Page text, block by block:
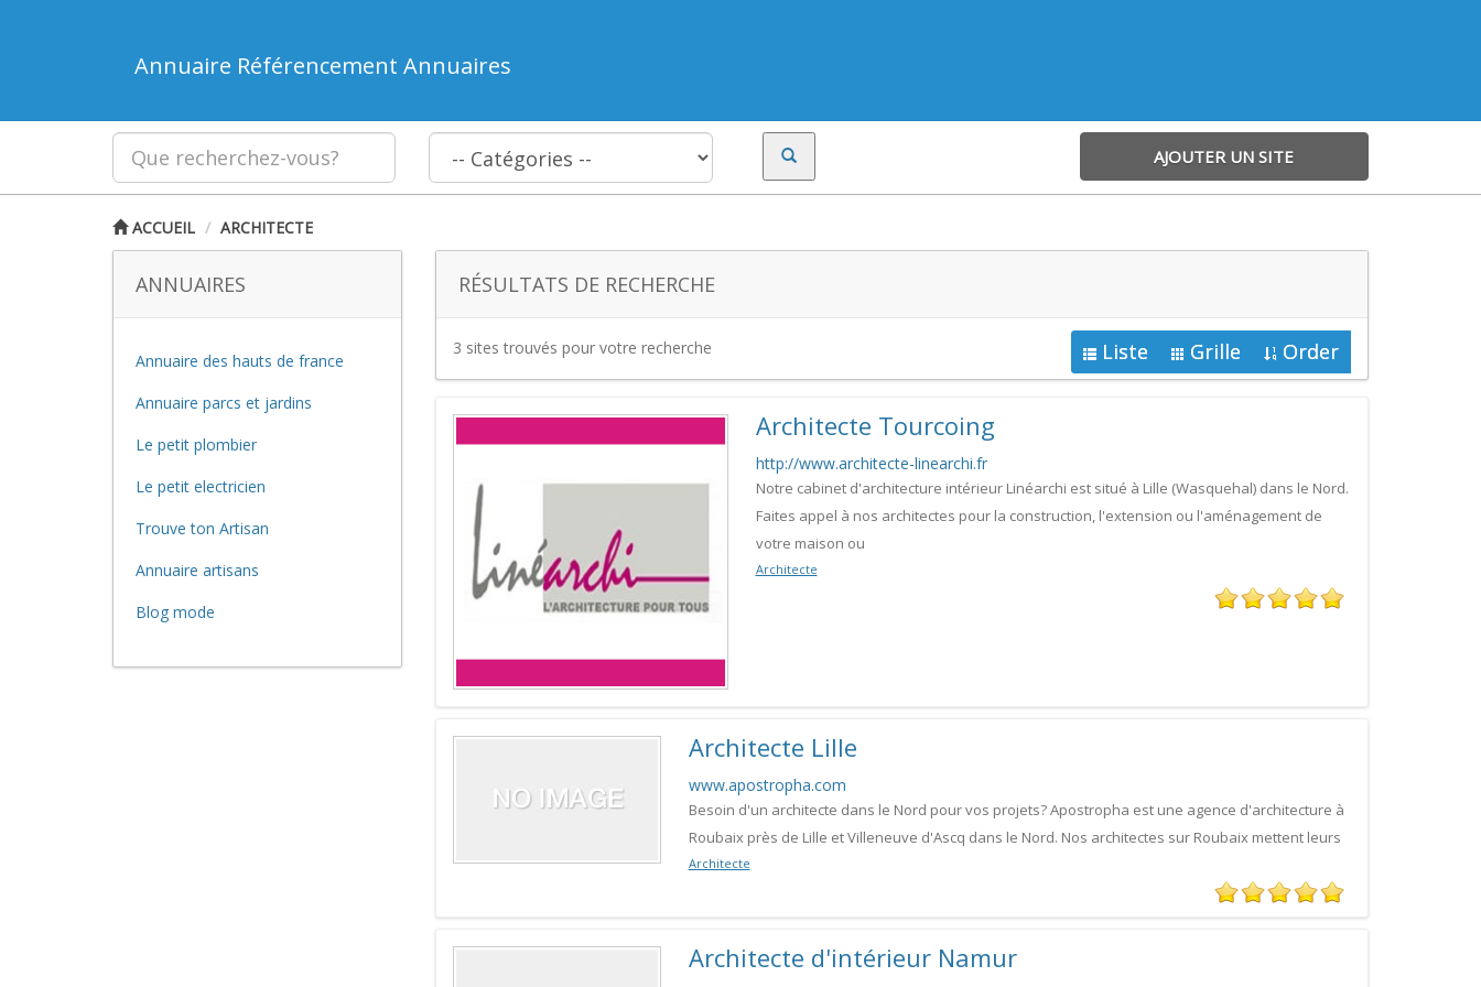
Annuaire Référencement Annuaires
AJOUTER UN SITE
ACCUEIL ARCHITECTE
ANNUAIRES
Annuaire des hauts de france
Annuaire parcs et jardins
Le petit plombier
Le petit electricien
Trouve ton Artisan
Annuaire artisans
Blog mode
RÉSULTATS DE RECHERCHE
3 sites trouvés pour votre recherche Liste Grille Order
Architecte Tourcoing
http://www.architecte-linearchi.fr
Notre cabinet d'architecture intérieur Linéarchi est situé à Lille (Wasquehal) dans le Nord.
Faites appel à nos architectes pour la construction, l'extension ou l'aménagement de
votre maison ou
Architecte
Architecte Lille
www.apostropha.com
Besoin d'un architecte dans le Nord pour vos projets? Apostropha est une agence d'architecture à
Roubaix près de Lille et Villeneuve d'Ascq dans le Nord. Nos architectes sur Roubaix mettent leurs
Architecte
Architecte d'intérieur Namur